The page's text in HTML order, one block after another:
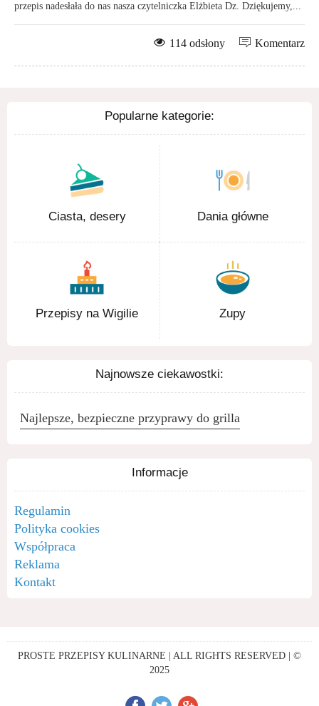
przepis nadesłała do nas nasza czytelniczka Elżbieta Dz. Dziękujemy,...
Komentarz
114 odsłony
Popularne kategorie:
Ciasta, desery Dania główne
Przepisy na Wigilie Zupy
Najnowsze ciekawostki:
Najlepsze, bezpieczne przyprawy do grilla
Informacje
Regulamin
Polityka cookies
Współpraca
Reklama
Kontakt
PROSTE PRZEPISY KULINARNE | ALL RIGHTS RESERVED | ©
2025